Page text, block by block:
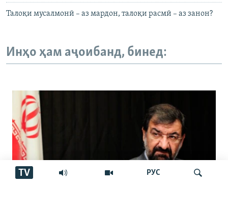
РУС
TV
Талоқи мусалмонӣ – аз мардон, талоқи расмӣ – аз занон?
Инҳо ҳам аҷоибанд, бинед: